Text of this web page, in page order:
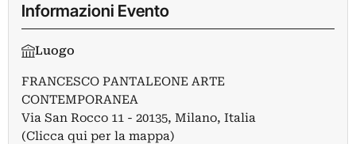
Informazioni Evento
Luogo
FRANCESCO PANTALEONE ARTE
CONTEMPORANEA
Via San Rocco 11 - 20135, Milano, Italia
(Clicca qui per la mappa)